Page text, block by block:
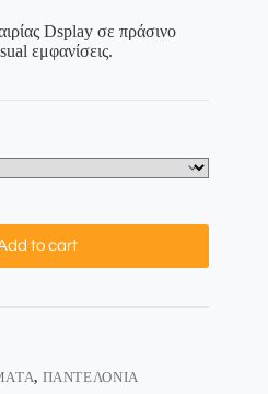
Dsplay σε πράσινο
εμφανίσεις.
to cart
, ΠΑΝΤΕΛΌΝΙΑ